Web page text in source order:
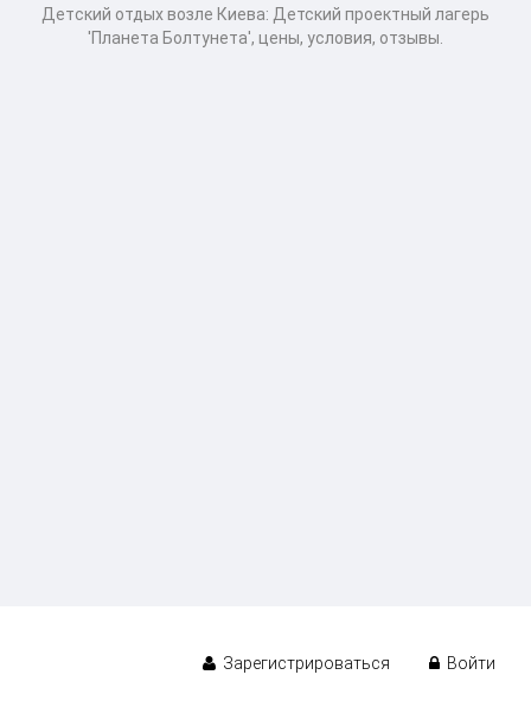
Детcкий отдых возле Киева: Детский проектный лагерь
'Планета Болтунета', цены, условия, отзывы.
Зарегистрироваться Войти